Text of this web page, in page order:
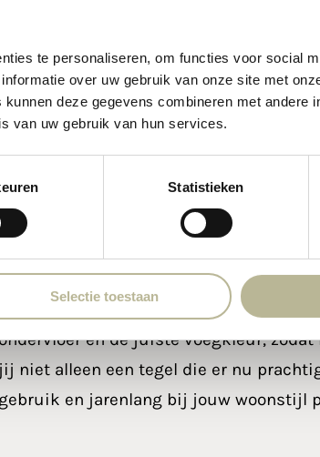
te personaliseren, om functies voor social
over uw gebruik van onze site met
deze gegevens combineren met andere
van uw gebruik van hun services.
Statistieken
Selectie toestaan
tegelzaak bij
keuzes
jij op zoek bent naar een tegelzaak
van een tegel, dan ben je bij
onderzoeken we welke tegel past bij
kinderen, huisdieren
denken mee over slipvastheid in natte
en de juiste voegkleur,
jij niet alleen een tegel die er nu
gebruik en jarenlang bij jouw woonstijl